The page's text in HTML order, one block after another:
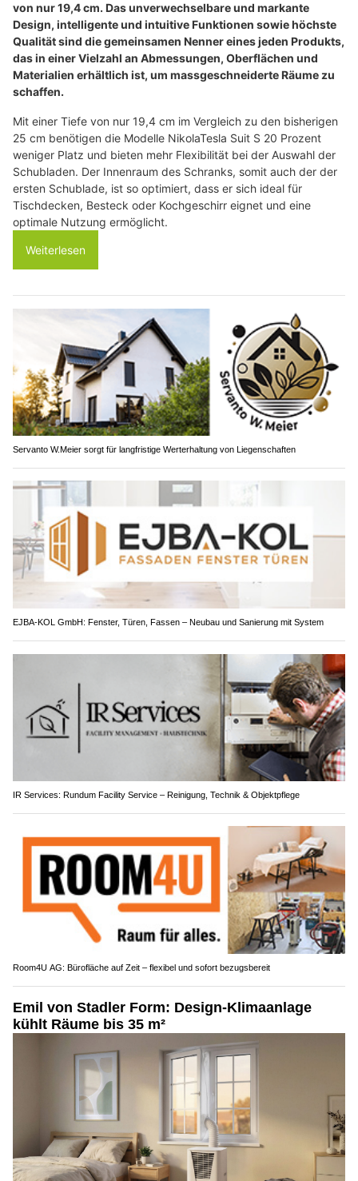
von nur 19,4 cm. Das unverwechselbare und markante
Design, intelligente und intuitive Funktionen sowie höchste
Qualität sind die gemeinsamen Nenner eines jeden Produkts,
das in einer Vielzahl an Abmessungen, Oberflächen und
Materialien erhältlich ist, um massgeschneiderte Räume zu
schaffen.
Mit einer Tiefe von nur 19,4 cm im Vergleich zu den bisherigen
25 cm benötigen die Modelle NikolaTesla Suit S 20 Prozent
weniger Platz und bieten mehr Flexibilität bei der Auswahl der
Schubladen. Der Innenraum des Schranks, somit auch der der
ersten Schublade, ist so optimiert, dass er sich ideal für
Tischdecken, Besteck oder Kochgeschirr eignet und eine
optimale Nutzung ermöglicht.
Weiterlesen
Servanto W.Meier sorgt für langfristige Werterhaltung von Liegenschaften
EJBA-KOL GmbH: Fenster, Türen, Fassen – Neubau und Sanierung mit System
IR Services: Rundum Facility Service – Reinigung, Technik & Objektpflege
Room4U AG: Bürofläche auf Zeit – flexibel und sofort bezugsbereit
Emil von Stadler Form: Design-Klimaanlage
kühlt Räume bis 35 m²